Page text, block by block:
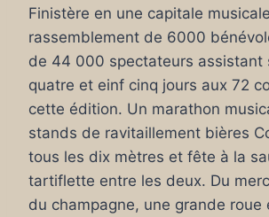
Finistère en une capitale
rassemblement de 6000
de 44 000 spectateurs assistant
quatre et einf cinq jours aux 72
cette édition. Un marathon
stands de ravitaillement bières
tous les dix mètres et fête à la
tartiflette entre les deux. Du
du champagne, une grande roue